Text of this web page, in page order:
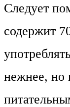
Следует
содержит
нежнее, но